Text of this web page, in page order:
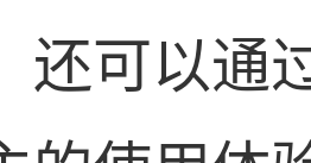
还可以通